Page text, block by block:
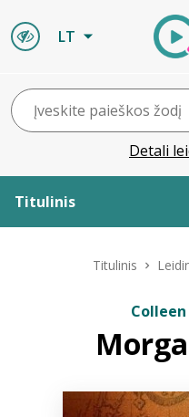
LT
Detali
Titulinis
ELVIS atvyksta
Naujienos
Titulinis